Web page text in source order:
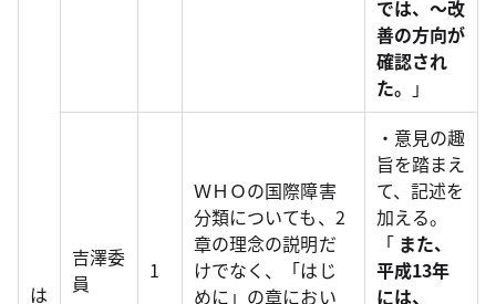
は
では、～改
善の方向が
確認され
た。 」
吉澤委
員
1
ＷＨＯの国際障害
分類についても、2
章の理念の説明だ
けでなく、「はじ
めに」の章におい
・意見の趣
旨を踏まえ
て、記述を
加える。
「 また、
平成13年
には、